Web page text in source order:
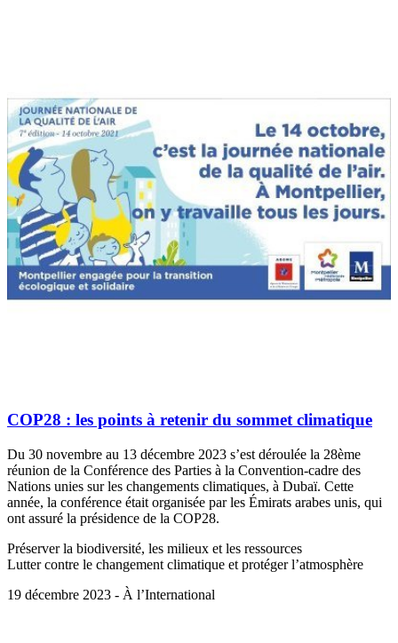
COP28 : les points à retenir du sommet climatique
Du 30 novembre au 13 décembre 2023 s’est déroulée la 28ème
réunion de la Conférence des Parties à la Convention-cadre des
Nations unies sur les changements climatiques, à Dubaï. Cette
année, la conférence était organisée par les Émirats arabes unis, qui
ont assuré la présidence de la COP28.
Préserver la biodiversité, les milieux et les ressources
Lutter contre le changement climatique et protéger l’atmosphère
19 décembre 2023 - À l’International